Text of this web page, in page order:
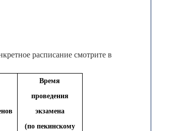
расписание смотрите в
Время
проведения
экзамена
(по пекинскому